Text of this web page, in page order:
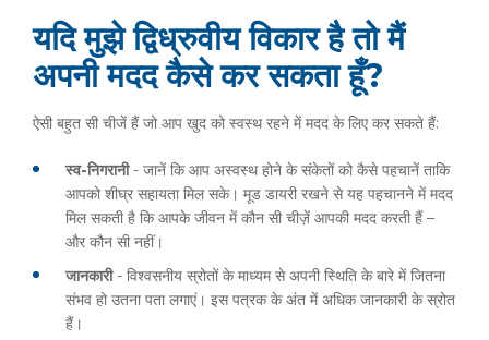
यदि मुझे द्विध्रुवीय विकार है तो मैं
अपनी मदद कैसे कर सकता हूँ?
ऐसी बहुत सी चीजें हैं जो आप खुद को स्वस्थ रहने में मदद के लिए कर सकते हैं:
स्व-निगरानी- जानें कि आप अस्वस्थ होने के संकेतों को कैसे पहचानें ताकि
आपको शीघ्र सहायता मिल सके। मूड डायरी रखने से यह पहचानने में मदद
मिल सकती है कि आपके जीवन में कौन सी चीज़ें आपकी मदद करती हैं –
और कौन सी नहीं।
जानकारी- विश्वसनीय स्रोतों के माध्यम से अपनी स्थिति के बारे में जितना
संभव हो उतना पता लगाएं। इस पत्रक के अंत में अधिक जानकारी के स्रोत
हैं।